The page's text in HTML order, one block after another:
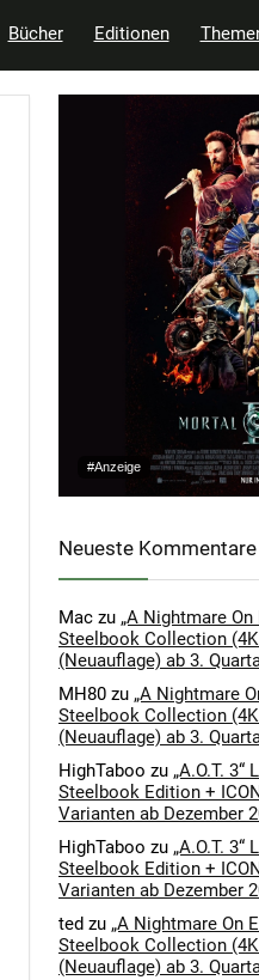
Bücher Editionen
#Anzeige
Neueste Kommentare
Mac zu „A Nightmare
Steelbook Collection
(Neuauflage) ab 3.
MH80 zu „A Nightmare
Steelbook Collection
(Neuauflage) ab 3.
HighTaboo zu „A.O.T.
Steelbook Edition +
Varianten ab Dezember
HighTaboo zu „A.O.T.
Steelbook Edition +
Varianten ab Dezember
ted zu „A Nightmare On
Steelbook Collection
(Neuauflage) ab 3.